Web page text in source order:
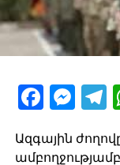
Ազգային